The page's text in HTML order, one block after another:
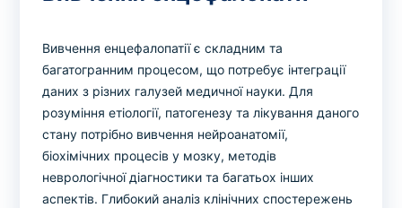
Вивчення енцефалопатії є складним та
багатогранним процесом, що потребує інтеграції
даних з різних галузей медичної науки. Для
розуміння етіології, патогенезу та лікування даного
стану потрібно вивчення нейроанатомії,
біохімічних процесів у мозку, методів
неврологічної діагностики та багатьох інших
аспектів. Глибокий аналіз клінічних спостережень